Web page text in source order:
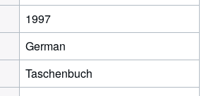
1997
German
Taschenbuch